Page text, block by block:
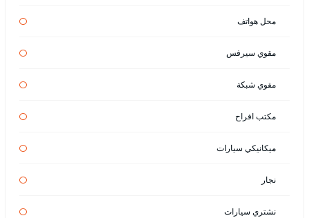
محل هواتف
مقوي سيرفس
مقوي شبكة
مكتب افراح
ميكانيكي سيارات
نجار
نشتري سيارات